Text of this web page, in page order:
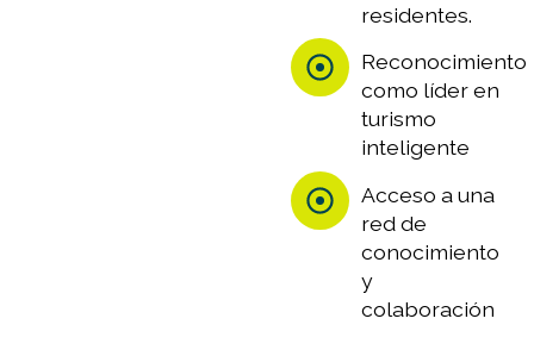
residentes.
Reconocimiento
como líder en
turismo
inteligente
Acceso a una
red de
conocimiento
y
colaboración